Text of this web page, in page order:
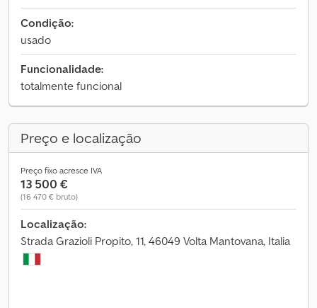
Condição:
usado
Funcionalidade:
totalmente funcional
Preço e localização
Preço fixo acresce IVA
13 500 €
(16 470 € bruto)
Localização:
Strada Grazioli Propito, 11, 46049 Volta Mantovana, Italia